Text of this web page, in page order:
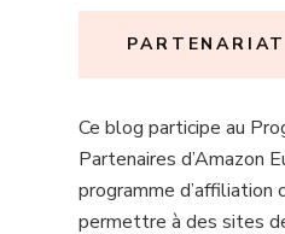
Ce blog participe au
Partenaires d’Amazon
programme d’affiliation
permettre à des sites